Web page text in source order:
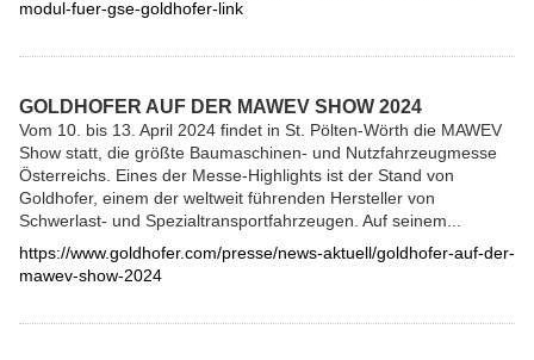
modul-fuer-gse-goldhofer-link
GOLDHOFER AUF DER MAWEV SHOW 2024
Vom 10. bis 13. April 2024 findet in St. Pölten-Wörth die MAWEV
Show statt, die größte Baumaschinen- und Nutzfahrzeugmesse
Österreichs. Eines der Messe-Highlights ist der Stand von
Goldhofer, einem der weltweit führenden Hersteller von
Schwerlast- und Spezialtransportfahrzeugen. Auf seinem...
https://www.goldhofer.com/presse/news-aktuell/goldhofer-auf-der-
mawev-show-2024